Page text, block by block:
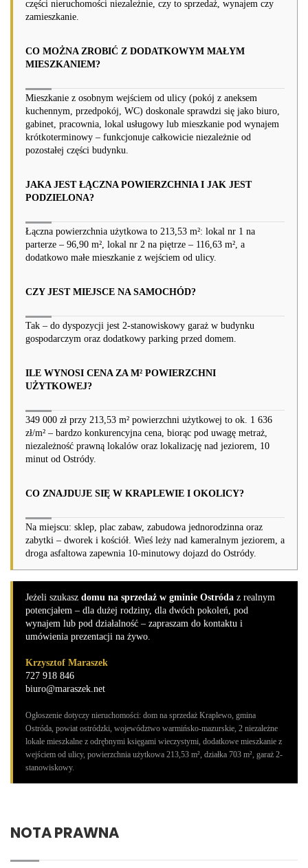
części nieruchomości niezależnie, czy to sprzedaż, wynajem czy
zamieszkanie.
CO MOŻNA ZROBIĆ Z DODATKOWYM MAŁYM
MIESZKANIEM?
Mieszkanie z osobnym wejściem od ulicy (pokój z aneksem
kuchennym, przedpokój, WC) doskonale sprawdzi się jako biuro,
gabinet, pracownia, lokal usługowy lub mieszkanie pod wynajem
krótkoterminowy – funkcjonuje całkowicie niezależnie od
pozostałej części budynku.
JAKA JEST ŁĄCZNA POWIERZCHNIA I JAK JEST
PODZIELONA?
Łączna powierzchnia użytkowa to 213,53 m²: lokal nr 1 na
parterze – 96,90 m², lokal nr 2 na piętrze – 116,63 m², a
dodatkowo małe mieszkanie z wejściem od ulicy.
CZY JEST MIEJSCE NA SAMOCHÓD?
Tak – do dyspozycji jest 2-stanowiskowy garaż w budynku
gospodarczym oraz dodatkowy parking przed domem.
ILE WYNOSI CENA ZA M² POWIERZCHNI
UŻYTKOWEJ?
349 000 zł przy 213,53 m² powierzchni użytkowej to ok. 1 636
zł/m² – bardzo konkurencyjna cena, biorąc pod uwagę metraż,
niezależność prawną lokalów oraz lokalizację nad jeziorem, 10
minut od Ostródy.
CO ZNAJDUJE SIĘ W KRAPLEWIE I OKOLICY?
Na miejscu: sklep, plac zabaw, zabudowa jednorodzinna oraz
zabytki – dworek i kościół. Wieś leży nad kameralnym jeziorem, a
droga asfaltowa zapewnia 10-minutowy dojazd do Ostródy.
Jeżeli szukasz domu na sprzedaż w gminie Ostróda z realnym
potencjałem – dla dużej rodziny, dla dwóch pokoleń, pod
wynajem lub pod działalność – zapraszam do kontaktu i
umówienia prezentacji na żywo.
Krzysztof Maraszek
727 918 846
biuro@maraszek.net
Ogłoszenie dotyczy nieruchomości: dom na sprzedaż Kraplewo, gmina
Ostróda, powiat ostródzki, województwo warmińsko-mazurskie, 2 niezależne
lokale mieszkalne z odrębnymi księgami wieczystymi, dodatkowe mieszkanie z
wejściem od ulicy, powierzchnia użytkowa 213,53 m², działka 703 m², garaż 2-
stanowiskowy.
NOTA PRAWNA